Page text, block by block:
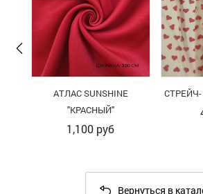
АТЛАС SUNSHINE
"КРАСНЫЙ"
1,100 руб
СТРЕЙЧ-
Вернуться в